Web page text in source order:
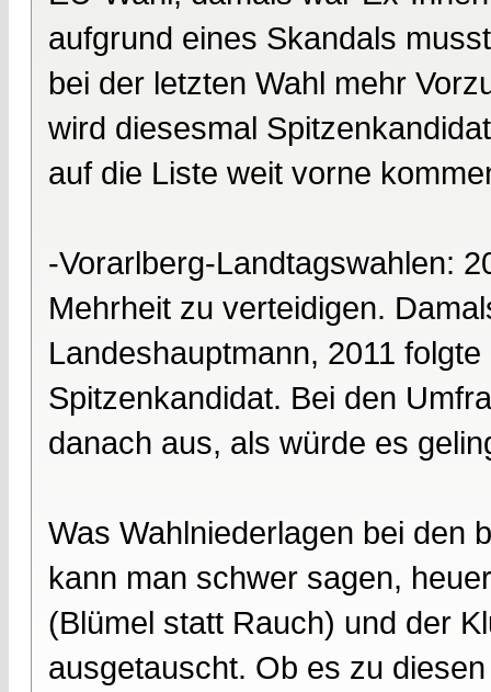
aufgrund eines Skandals
bei der letzten Wahl mehr
wird diesesmal
auf die Liste weit vorne
-Vorarlberg-Landtagswahlen:
Mehrheit zu verteidigen.
Landeshauptmann, 2011
Spitzenkandidat. Bei den
danach aus, als würde es
Was Wahlniederlagen bei den
kann man schwer sagen,
(Blümel statt Rauch) und der
ausgetauscht. Ob es zu